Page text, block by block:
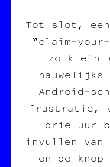
Tot slot,
zo klein
nauwelijks
frustratie,
drie uur
invullen
en de knop